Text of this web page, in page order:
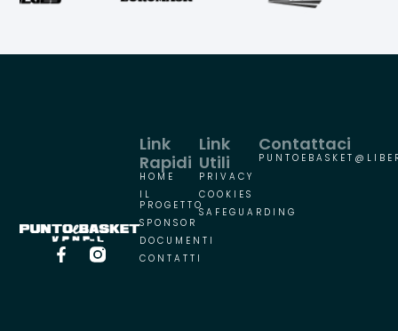
Link
Utili
PRIVACY
COOKIES
SAFEGUARDING
Link
Rapidi
HOME
IL
PROGETTO
SPONSOR
DOCUMENTI
CONTATTI
Contattaci